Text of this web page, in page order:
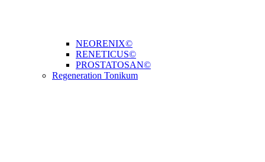
NEORENIX©
RENETICUS©
PROSTATOSAN©
Regeneration Tonikum